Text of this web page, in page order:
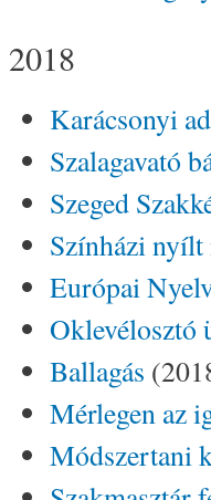
2018
Karácsonyi
Szalagavató
Szeged
Színházi nyílt
Európai
Oklevélosztó
Ballagás
Mérlegen az
Módszertani